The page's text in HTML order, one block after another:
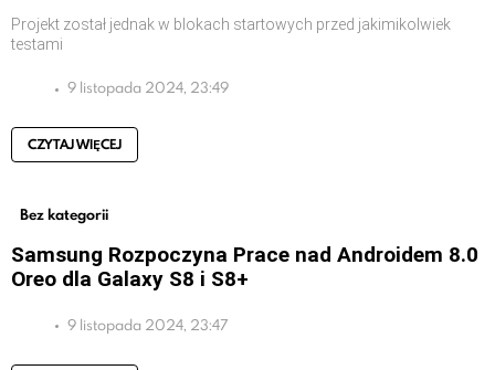
Projekt został jednak w blokach startowych przed jakimikolwiek
testami
9 listopada 2024, 23:49
CZYTAJ WIĘCEJ
Bez kategorii
Samsung Rozpoczyna Prace nad Androidem 8.0
Oreo dla Galaxy S8 i S8+
9 listopada 2024, 23:47